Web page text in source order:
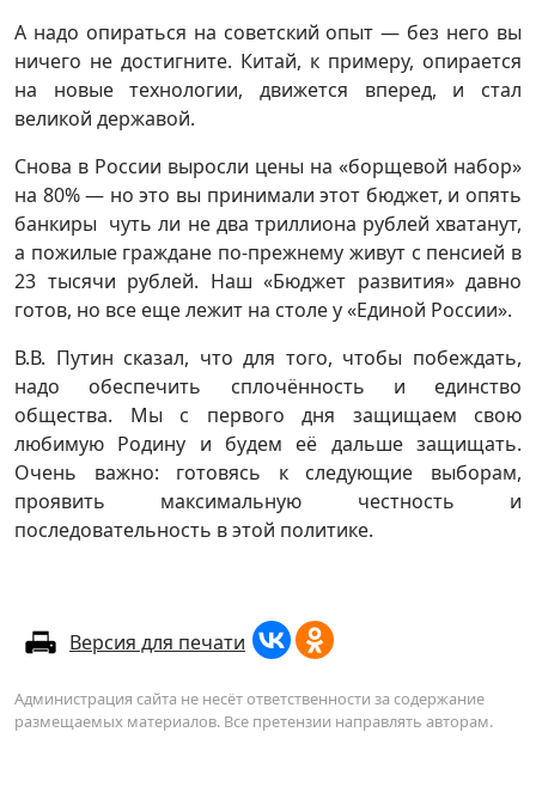
А надо опираться на советский опыт — без него вы
ничего не достигните. Китай, к примеру, опирается
на новые технологии, движется вперед, и стал
великой державой.
Снова в России выросли цены на «борщевой набор»
на 80% — но это вы принимали этот бюджет, и опять
банкиры чуть ли не два триллиона рублей хватанут,
а пожилые граждане по-прежнему живут с пенсией в
23 тысячи рублей. Наш «Бюджет развития» давно
готов, но все еще лежит на столе у «Единой России».
В.В. Путин сказал, что для того, чтобы побеждать,
надо обеспечить сплочённость и единство
общества. Мы с первого дня защищаем свою
любимую Родину и будем её дальше защищать.
Очень важно: готовясь к следующие выборам,
проявить максимальную честность и
последовательность в этой политике.
Версия для печати
Администрация сайта не несёт ответственности за содержание
размещаемых материалов. Все претензии направлять авторам.